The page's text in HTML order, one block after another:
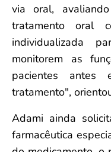
via oral,
tratamento oral
individualizada
monitorem as
pacientes
tratamento",
Adami ainda
farmacêutica